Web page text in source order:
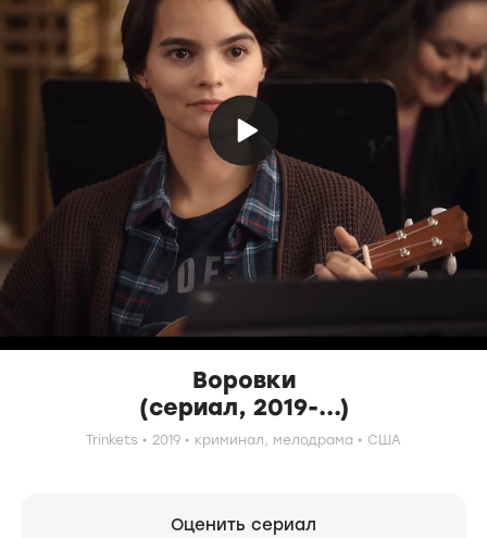
Воровки
(сериал, 2019-...)
Trinkets 2019 криминал, мелодрама США
Оценить сериал